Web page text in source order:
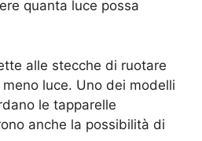
quanta luce possa
alle stecche di ruotare
luce. Uno dei modelli
le tapparelle
anche la possibilità di